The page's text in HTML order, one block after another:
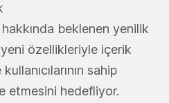
hakkında beklenen yenilik
yeni özellikleriyle içerik
sahip
etmesini hedefliyor.